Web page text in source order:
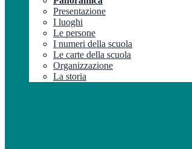
Presentazione
I luoghi
Le persone
I numeri della scuola
Le carte della scuola
Organizzazione
La storia